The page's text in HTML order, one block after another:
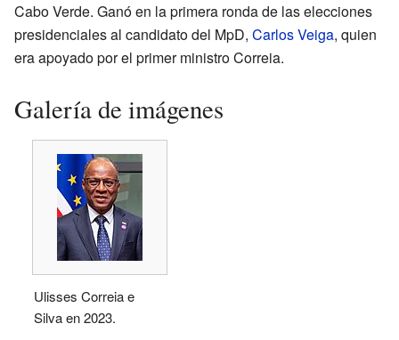
Cabo Verde. Ganó en la primera ronda de las elecciones
presidenciales al candidato del MpD, Carlos Veiga, quien
era apoyado por el primer ministro Correia.
Galería de imágenes
Ulisses Correia e
Silva en 2023.